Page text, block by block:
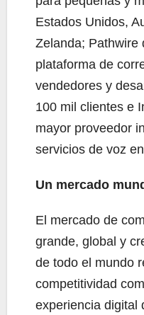
Estados Unidos,
Zelanda; Pathwire
plataforma de
vendedores y
100 mil clientes e
mayor proveedor
servicios de voz
Un mercado
El mercado de
grande, global y
de todo el mundo
competitividad
experiencia digital